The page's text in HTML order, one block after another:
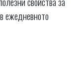
ежедневното